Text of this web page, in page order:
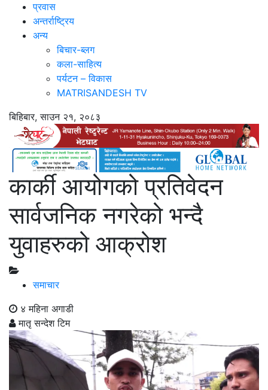
प्रवास
अन्तर्राष्ट्रिय
अन्य
बिचार-ब्लग
कला-साहित्य
पर्यटन – विकास
MATRISANDESH TV
बिहिबार, साउन २१, २०८३
कार्की आयोगको प्रतिवेदन
सार्वजनिक नगरेको भन्दै
युवाहरुको आक्रोश
समाचार
४ महिना अगाडी
मातृ सन्देश टिम